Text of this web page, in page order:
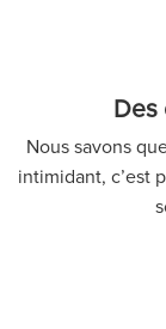
Des
Nous savons
intimidant, c’est